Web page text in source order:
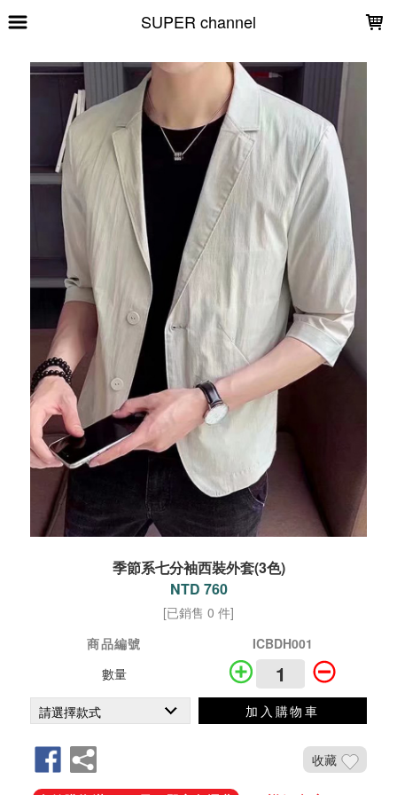
SUPER channel
季節系七分袖西裝外套(3色)
NTD 760
[已銷售 0 件]
商品編號
ICBDH001
數量
加入購物車
收藏